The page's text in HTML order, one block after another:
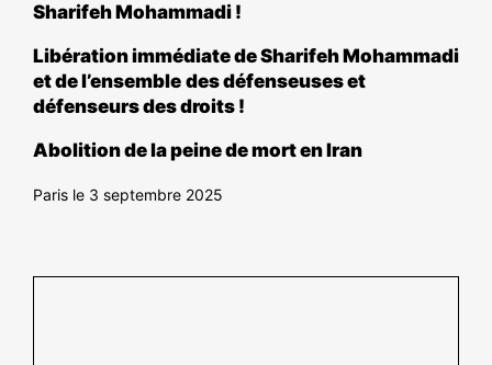
Sharifeh Mohammadi !
Libération immédiate de Sharifeh Mohammadi
et de l’ensemble desdéfenseuses et
défenseursdes droits !
Abolition de la peine de mort en Iran
Paris le 3 septembre 2025